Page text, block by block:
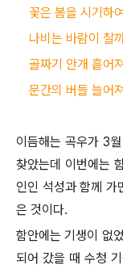
꽃은 봄을 시기하
나비는 바람이 찰
골짜기 안개 흩어
문간의 버들 늘어
이듬해는 곡우가 3월
찾았는데 이번에는
인인 석성과 함께 가
은 것이다.
함안에는 기생이 없
되어 갔을 때 수청